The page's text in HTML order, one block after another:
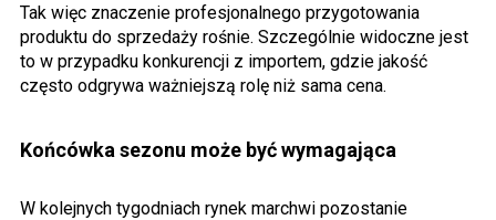
Tak więc znaczenie profesjonalnego przygotowania
produktu do sprzedaży rośnie. Szczególnie widoczne jest
to w przypadku konkurencji z importem, gdzie jakość
często odgrywa ważniejszą rolę niż sama cena.
Końcówka sezonu może być wymagająca
W kolejnych tygodniach rynek marchwi pozostanie